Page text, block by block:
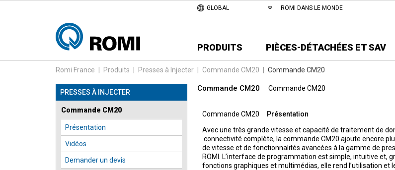
GLOBAL ROMI DANS LE MONDE
PRODUITS PIÈCES-DÉTACHÉES ET SAV
Romi France Produits Presses à Injecter Commande CM20 Commande CM20
PRESSES À INJECTER
Commande CM20
Présentation
Vidéos
Demander un devis
Commande CM20 Commande CM20
Commande CM20
Présentation
Avec une très grande vitesse et capacité de traitement de
connectivité complète, la commande CM20 ajoute encore
de vitesse et de fonctionnalités avancées à la gamme de
ROMI. L’interface de programmation est simple, intuitive et,
fonctions graphiques et multimédias, elle rend l’utilisation et